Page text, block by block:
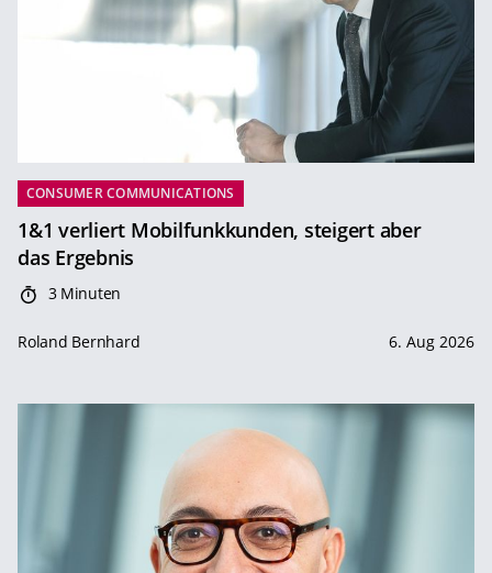
CONSUMER COMMUNICATIONS
1&1 verliert Mobilfunkkunden, steigert aber
das Ergebnis
3 Minuten
Roland Bernhard 6. Aug 2026